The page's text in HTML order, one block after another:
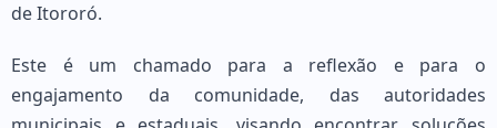
de Itororó.
Este é um chamado para a reflexão e para o
engajamento da comunidade, das autoridades